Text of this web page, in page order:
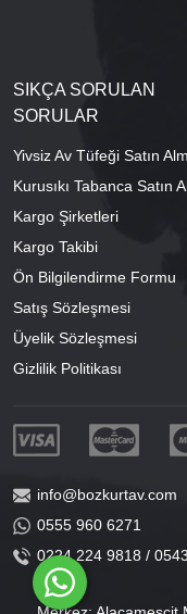
SIKÇA SORULAN
SORULAR
Yivsiz Av Tüfeği Satın
Kurusıkı Tabanca Satın
Kargo Şirketleri
Kargo Takibi
Ön Bilgilendirme Formu
Satış Sözleşmesi
Üyelik Sözleşmesi
Gizlilik Politikası
info@bozkurtav.com
0555 960 6271
0224 224 9818 /